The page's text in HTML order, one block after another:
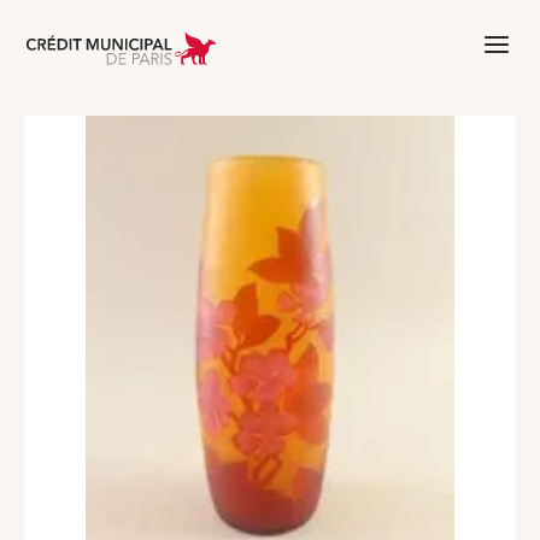
Aller à l'accueil de Crédit Municipal